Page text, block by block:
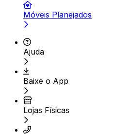
Móveis Planejados
Ajuda
Baixe o App
Lojas Físicas